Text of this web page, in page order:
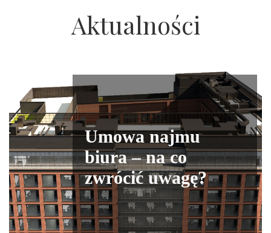
Aktualności
Umowa najmu
biura – na co
zwrócić uwagę?